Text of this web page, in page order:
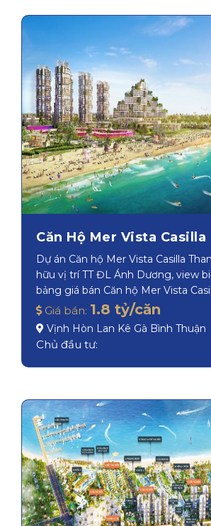
Căn Hộ Mer Vista Casilla
Dự án Căn hộ Mer Vista Casilla
hữu vị trí TT ĐL Ánh Dương, view
bảng giá bán Căn hộ Mer Vista
Giá bán: 1.8 tỷ/căn
Vịnh Hòn Lan Kê Gà Bình Thuận
Chủ đầu tư: